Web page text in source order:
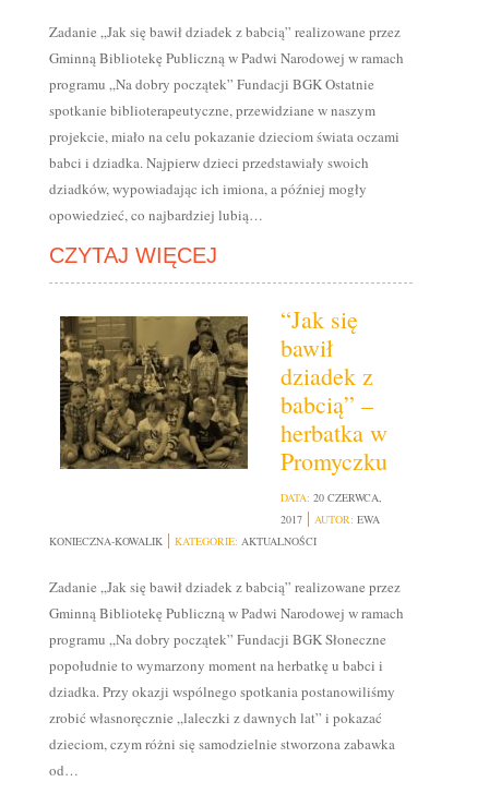
Zadanie „Jak się bawił dziadek z babcią” realizowane przez
Gminną Bibliotekę Publiczną w Padwi Narodowej w ramach
programu „Na dobry początek” Fundacji BGK Ostatnie
spotkanie biblioterapeutyczne, przewidziane w naszym
projekcie, miało na celu pokazanie dzieciom świata oczami
babci i dziadka. Najpierw dzieci przedstawiały swoich
dziadków, wypowiadając ich imiona, a później mogły
opowiedzieć, co najbardziej lubią…
CZYTAJ WIĘCEJ
“Jak się
bawił
dziadek z
babcią” –
herbatka w
Promyczku
DATA: 20 CZERWCA,
2017
AUTOR: EWA
KONIECZNA-KOWALIK
KATEGORIE: AKTUALNOŚCI
Zadanie „Jak się bawił dziadek z babcią” realizowane przez
Gminną Bibliotekę Publiczną w Padwi Narodowej w ramach
programu „Na dobry początek” Fundacji BGK Słoneczne
popołudnie to wymarzony moment na herbatkę u babci i
dziadka. Przy okazji wspólnego spotkania postanowiliśmy
zrobić własnoręcznie „laleczki z dawnych lat” i pokazać
dzieciom, czym różni się samodzielnie stworzona zabawka
od…